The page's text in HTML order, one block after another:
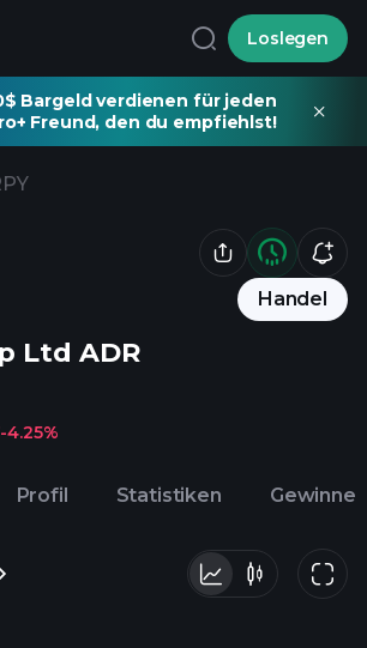
Loslegen
Bargeld verdienen für jeden
Freund, den du empfiehlst!
Handel
Ltd ADR
-4.25%
Profil Statistiken Gewinne